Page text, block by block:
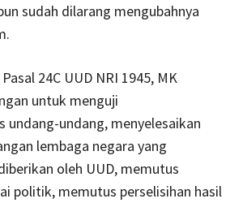
sudah dilarang mengubahnya
24C UUD NRI 1945, MK
untuk menguji
undang, menyelesaikan
lembaga negara yang
oleh UUD, memutus
politik, memutus perselisihan hasil